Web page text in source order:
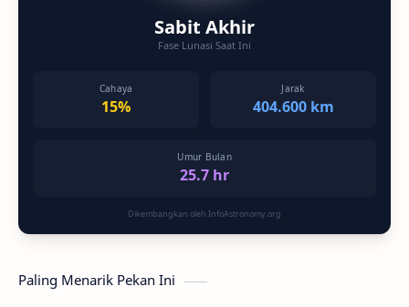
Sabit Akhir
Fase Lunasi Saat Ini
Cahaya
15%
Jarak
404.600 km
Umur Bulan
25.7 hr
Dikembangkan oleh InfoAstronomy.org
Paling Menarik Pekan Ini